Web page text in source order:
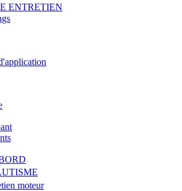
ENTRETIEN
moteur